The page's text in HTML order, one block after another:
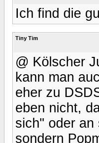
Ich find die
Tiny Tim
@ Kölscher
kann man
eher zu
eben nicht,
sich" oder an
sondern